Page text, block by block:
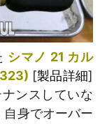
シマノ 21 カル
[製品詳細]
ンスしていな
身でオーバー